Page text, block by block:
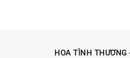
HOA TÌNH